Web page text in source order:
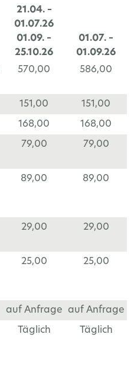
21.04. –
01.07.26
01.09. –
25.10.26
01.07. –
01.09.26
570,00 586,00
151,00 151,00
168,00 168,00
79,00 79,00
89,00 89,00
29,00 29,00
25,00 25,00
auf Anfrage auf Anfrage
Täglich Täglich